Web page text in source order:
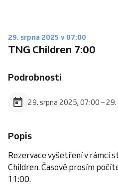
29. srpna 2025 v 07:00
TNG Children 7:00
Podrobnosti
29. srpna 2025, 07:00 –
Popis
Rezervace vyšetření v rámci
Children. Časově prosím
11:00.